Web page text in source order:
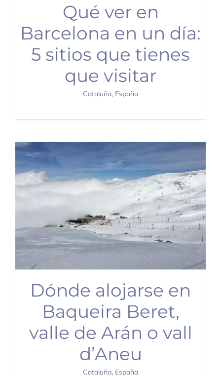
Qué ver en
Barcelona en un día:
5 sitios que tienes
que visitar
Cataluña, España
Dónde alojarse en
Baqueira Beret,
valle de Arán o vall
d’Aneu
Cataluña, España